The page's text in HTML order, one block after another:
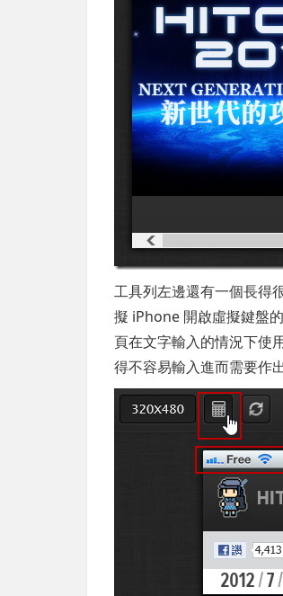
工具列左邊還有一個長得
擬 iPhone 開啟虛擬鍵盤
頁在文字輸入的情況下使
得不容易輸入進而需要作